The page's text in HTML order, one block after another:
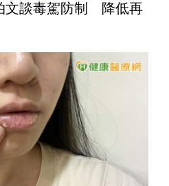
文談毒駕防制 降低再